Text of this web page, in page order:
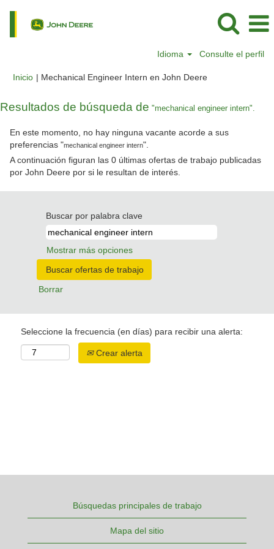
Idioma Consulte el perfil
Inicio | Mechanical Engineer Intern en John Deere(página
Resultados de búsqueda de "mechanical engineer intern".
En este momento, no hay ninguna vacante acorde a sus
preferencias "mechanical engineer intern".
A continuación figuran las 0 últimas ofertas de trabajo publicadas
por John Deere por si le resultan de interés.
Buscar por palabra clave
Mostrar más opciones
Borrar
Seleccione la frecuencia (en días) para recibir una alerta:
Crear alerta
Búsquedas principales de trabajo
Mapa del sitio